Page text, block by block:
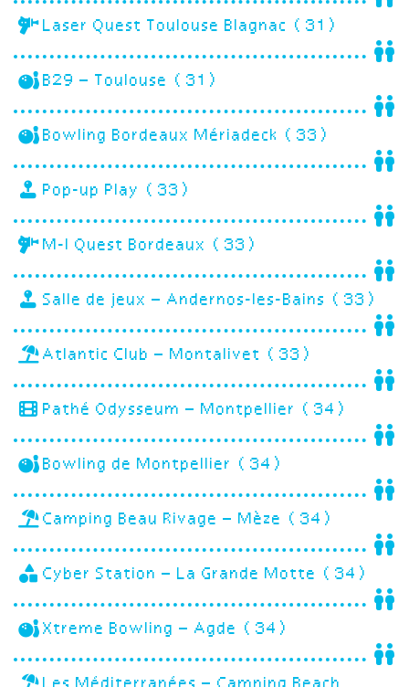
Laser Quest Toulouse Blagnac (31)
B29 – Toulouse (31)
Bowling Bordeaux Mériadeck (33)
Pop-up Play (33)
M-I Quest Bordeaux (33)
Salle de jeux – Andernos-les-Bains (33)
Atlantic Club – Montalivet (33)
Pathé Odysseum – Montpellier (34)
Bowling de Montpellier (34)
Camping Beau Rivage – Mèze (34)
Cyber Station – La Grande Motte (34)
Xtreme Bowling – Agde (34)